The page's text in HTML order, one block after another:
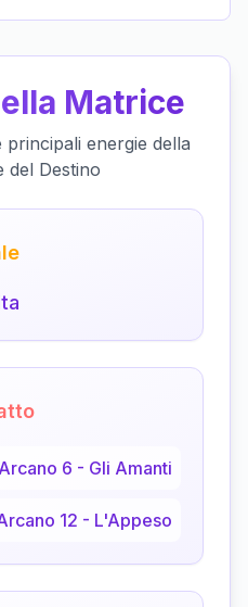
Matrice
energie della
del Destino
Arcano 6 - Gli Amanti
12 - L'Appeso